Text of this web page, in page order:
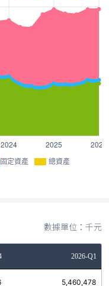
固定資產 總資產
數據單位：千元
2026-Q1
5,460,478